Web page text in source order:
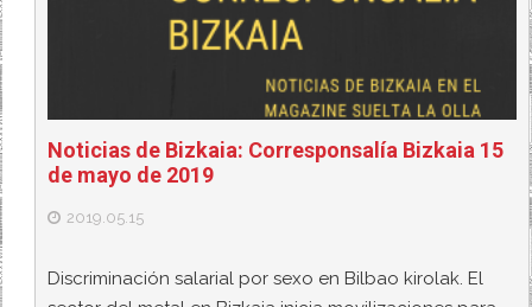
Noticias de Bizkaia: Corresponsalía Bizkaia 15
de mayo de 2019
2019.05.15
Discriminación salarial por sexo en Bilbao kirolak. El